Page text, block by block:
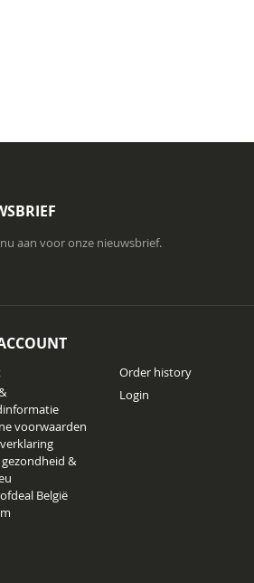
aan voor onze nieuwsbrief.
voorwaarden
gezondheid &
België
Order history
Login